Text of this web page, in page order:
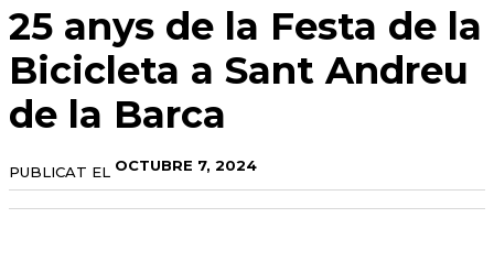
25 anys de la Festa de la
Bicicleta a Sant Andreu
de la Barca
PUBLICAT EL OCTUBRE 7, 2024